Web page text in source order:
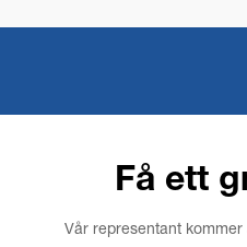
Få ett
Vår representant